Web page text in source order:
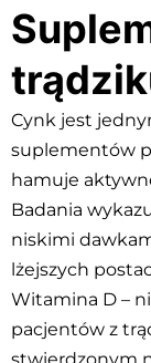
Cynk jest
suplementów
hamuje
Badania
niskimi
lżejszych
Witamina D –
pacjentów z